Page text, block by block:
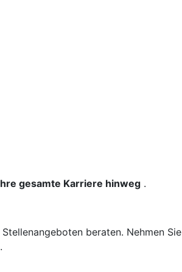
gesamte Karriere hinweg .
beraten. Nehmen Sie